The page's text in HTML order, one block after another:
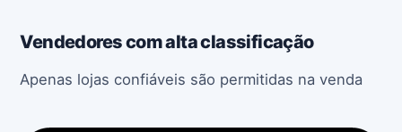
Vendedores com alta classificação
Apenas lojas confiáveis ​​são permitidas na venda